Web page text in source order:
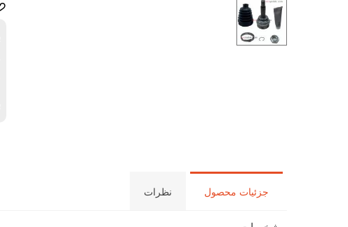
جزئیات محصول نظرات